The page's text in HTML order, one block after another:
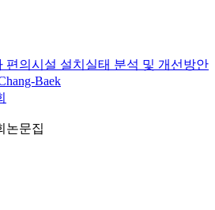
편의시설 설치실태 분석 및 개선방안
Baek
논문집